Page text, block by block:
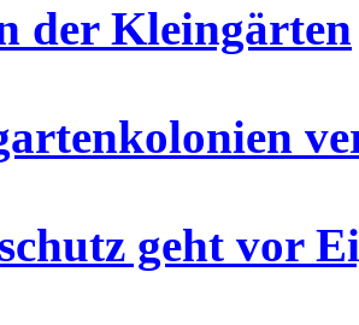
der Kleingärten
geht vor